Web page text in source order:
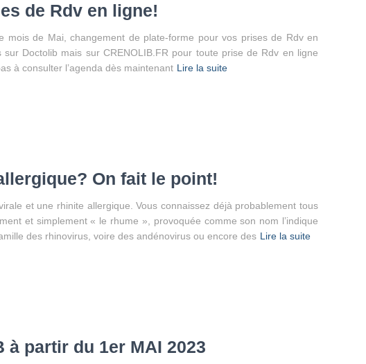
de Rdv en ligne!
mois de Mai, changement de plate-forme pour vos prises de Rdv en
Doctolib mais sur CRENOLIB.FR pour toute prise de Rdv en ligne
à consulter l’agenda dès maintenant Lire la suite
On fait le point!
et une rhinite allergique. Vous connaissez déjà probablement tous
et simplement « le rhume », provoquée comme son nom l’indique
des rhinovirus, voire des andénovirus ou encore des Lire la suite
à partir du 1er MAI 2023